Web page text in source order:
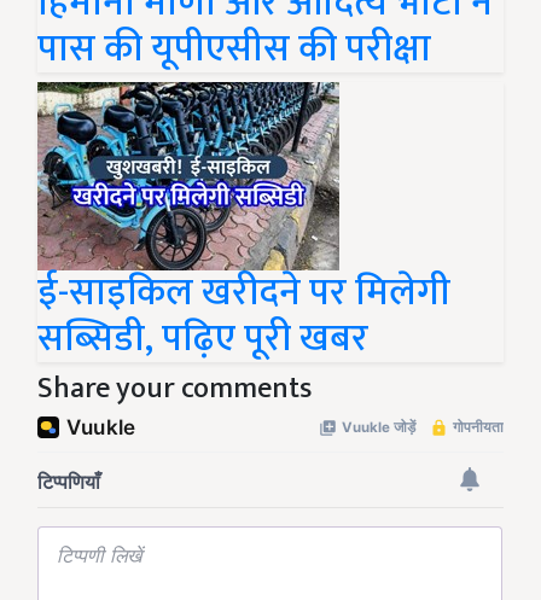
पास की यूपीएसीस की परीक्षा
ई-साइकिल खरीदने पर मिलेगी
सब्सिडी, पढ़िए पूरी खबर
Share your comments